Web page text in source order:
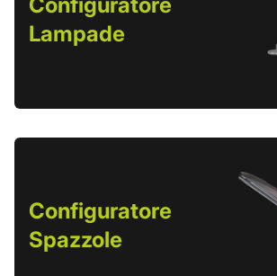
Lampade
Configuratore
Spazzole